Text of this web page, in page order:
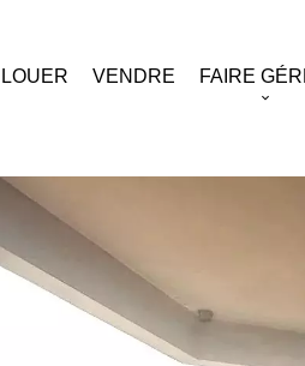
LOUER VENDRE FAIRE